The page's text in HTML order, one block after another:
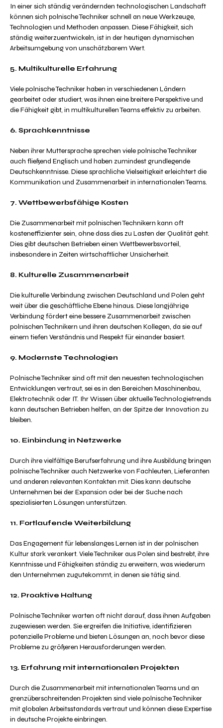
In einer sich ständig verändernden technologischen Landschaft
können sich polnische Techniker schnell an neue Werkzeuge,
Technologien und Methoden anpassen. Diese Fähigkeit, sich
ständig weiterzuentwickeln, ist in der heutigen dynamischen
Arbeitsumgebung von unschätzbarem Wert.
5. Multikulturelle Erfahrung
Viele polnische Techniker haben in verschiedenen Ländern
gearbeitet oder studiert, was ihnen eine breitere Perspektive und
die Fähigkeit gibt, in multikulturellen Teams effektiv zu arbeiten.
6. Sprachkenntnisse
Neben ihrer Muttersprache sprechen viele polnische Techniker
auch fließend Englisch und haben zumindest grundlegende
Deutschkenntnisse. Diese sprachliche Vielseitigkeit erleichtert die
Kommunikation und Zusammenarbeit in internationalen Teams.
7. Wettbewerbsfähige Kosten
Die Zusammenarbeit mit polnischen Technikern kann oft
kosteneffizienter sein, ohne dass dies zu Lasten der Qualität geht.
Dies gibt deutschen Betrieben einen Wettbewerbsvorteil,
insbesondere in Zeiten wirtschaftlicher Unsicherheit.
8. Kulturelle Zusammenarbeit
Die kulturelle Verbindung zwischen Deutschland und Polen geht
weit über die geschäftliche Ebene hinaus. Diese langjährige
Verbindung fördert eine bessere Zusammenarbeit zwischen
polnischen Technikern und ihren deutschen Kollegen, da sie auf
einem tiefen Verständnis und Respekt für einander basiert.
9. Modernste Technologien
Polnische Techniker sind oft mit den neuesten technologischen
Entwicklungen vertraut, sei es in den Bereichen Maschinenbau,
Elektrotechnik oder IT. Ihr Wissen über aktuelle Technologietrends
kann deutschen Betrieben helfen, an der Spitze der Innovation zu
bleiben.
10. Einbindung in Netzwerke
Durch ihre vielfältige Berufserfahrung und ihre Ausbildung bringen
polnische Techniker auch Netzwerke von Fachleuten, Lieferanten
und anderen relevanten Kontakten mit. Dies kann deutsche
Unternehmen bei der Expansion oder bei der Suche nach
spezialisierten Lösungen unterstützen.
11. Fortlaufende Weiterbildung
Das Engagement für lebenslanges Lernen ist in der polnischen
Kultur stark verankert. Viele Techniker aus Polen sind bestrebt, ihre
Kenntnisse und Fähigkeiten ständig zu erweitern, was wiederum
den Unternehmen zugutekommt, in denen sie tätig sind.
12. Proaktive Haltung
Polnische Techniker warten oft nicht darauf, dass ihnen Aufgaben
zugewiesen werden. Sie ergreifen die Initiative, identifizieren
potenzielle Probleme und bieten Lösungen an, noch bevor diese
Probleme zu größeren Herausforderungen werden.
13. Erfahrung mit internationalen Projekten
Durch die Zusammenarbeit mit internationalen Teams und an
grenzüberschreitenden Projekten sind viele polnische Techniker
mit globalen Arbeitsstandards vertraut und können diese Expertise
in deutsche Projekte einbringen.